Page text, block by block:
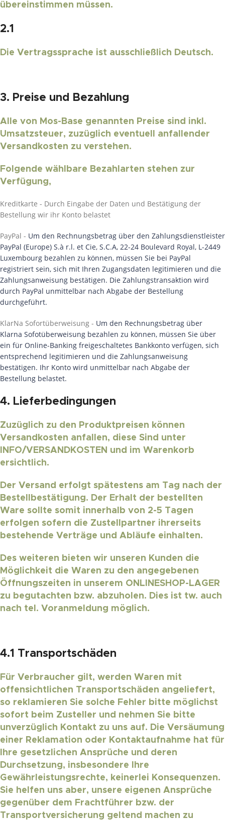
übereinstimmen müssen.
2.1
Die Vertragssprache ist ausschließlich Deutsch.
3. Preise und Bezahlung
Alle von Mos-Base genannten Preise sind inkl.
Umsatzsteuer, zuzüglich eventuell anfallender
Versandkosten zu verstehen.
Folgende wählbare Bezahlarten stehen zur
Verfügung,
Kreditkarte - Durch Eingabe der Daten und Bestätigung der
Bestellung wir ihr Konto belastet
PayPal - Um den Rechnungsbetrag über den Zahlungsdienstleister
PayPal (Europe) S.à r.l. et Cie, S.C.A, 22-24 Boulevard Royal, L-2449
Luxembourg bezahlen zu können, müssen Sie bei PayPal
registriert sein, sich mit Ihren Zugangsdaten legitimieren und die
Zahlungsanweisung bestätigen. Die Zahlungstransaktion wird
durch PayPal unmittelbar nach Abgabe der Bestellung
durchgeführt.
KlarNa Sofortüberweisung - Um den Rechnungsbetrag über
Klarna Sofotüberweisung bezahlen zu können, müssen Sie über
ein für Online-Banking freigeschaltetes Bankkonto verfügen, sich
entsprechend legitimieren und die Zahlungsanweisung
bestätigen. Ihr Konto wird unmittelbar nach Abgabe der
Bestellung belastet.
4. Lieferbedingungen
Zuzüglich zu den Produktpreisen können
Versandkosten anfallen, diese Sind unter
INFO/VERSANDKOSTEN und im Warenkorb
ersichtlich.
Der Versand erfolgt spätestens am Tag nach der
Bestellbestätigung. Der Erhalt der bestellten
Ware sollte somit innerhalb von 2-5 Tagen
erfolgen sofern die Zustellpartner ihrerseits
bestehende Verträge und Abläufe einhalten.
Des weiteren bieten wir unseren Kunden die
Möglichkeit die Waren zu den angegebenen
Öffnungszeiten in unserem ONLINESHOP-LAGER
zu begutachten bzw. abzuholen. Dies ist tw. auch
nach tel. Voranmeldung möglich.
4.1 Transportschäden
Für Verbraucher gilt, werden Waren mit
offensichtlichen Transportschäden angeliefert,
so reklamieren Sie solche Fehler bitte möglichst
sofort beim Zusteller und nehmen Sie bitte
unverzüglich Kontakt zu uns auf. Die Versäumung
einer Reklamation oder Kontaktaufnahme hat für
Ihre gesetzlichen Ansprüche und deren
Durchsetzung, insbesondere Ihre
Gewährleistungsrechte, keinerlei Konsequenzen.
Sie helfen uns aber, unsere eigenen Ansprüche
gegenüber dem Frachtführer bzw. der
Transportversicherung geltend machen zu